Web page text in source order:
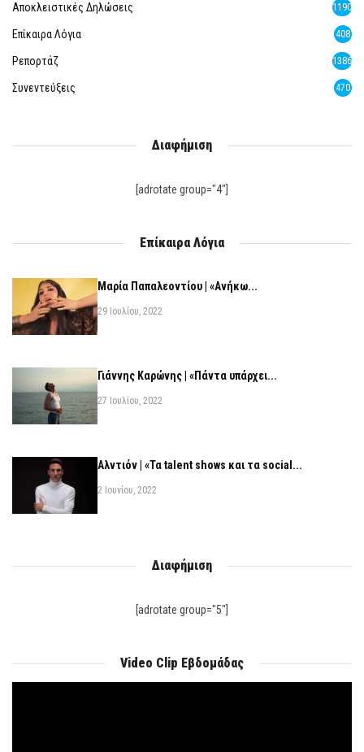
Αποκλειστικές Δηλώσεις 1190
Επίκαιρα Λόγια 408
Ρεπορτάζ 1386
Συνεντεύξεις 470
Διαφήμιση
[adrotate group="4"]
Επίκαιρα Λόγια
Μαρία Παπαλεοντίου | «Ανήκω...
29 Ιουλίου, 2022
Γιάννης Καρώνης | «Πάντα υπάρχει...
27 Ιουλίου, 2022
Αλντιόν | «Τα talent shows και τα social...
2 Ιουνίου, 2022
Διαφήμιση
[adrotate group="5"]
Video Clip Εβδομάδας